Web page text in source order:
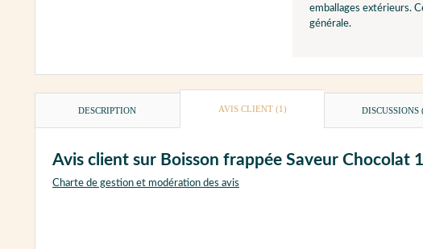
emballages extérieurs.
générale.
DESCRIPTION AVIS CLIENT (1) DISCUSSIONS
Avis client sur Boisson frappée Saveur Chocolat
Charte de gestion et modération des avis